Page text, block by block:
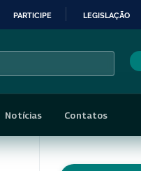
PARTICIPE LEGISLAÇÃO
Notícias Contatos